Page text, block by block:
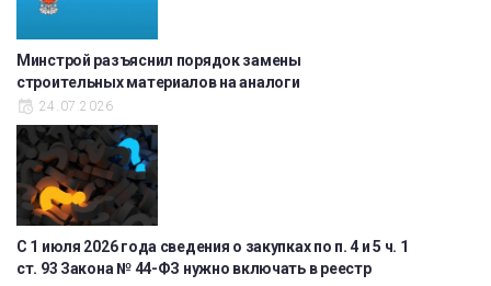
Минстрой разъяснил порядок замены
строительных материалов на аналоги
24.07.2026
С 1 июля 2026 года сведения о закупках по п. 4 и 5 ч. 1
ст. 93 Закона № 44-ФЗ нужно включать в реестр